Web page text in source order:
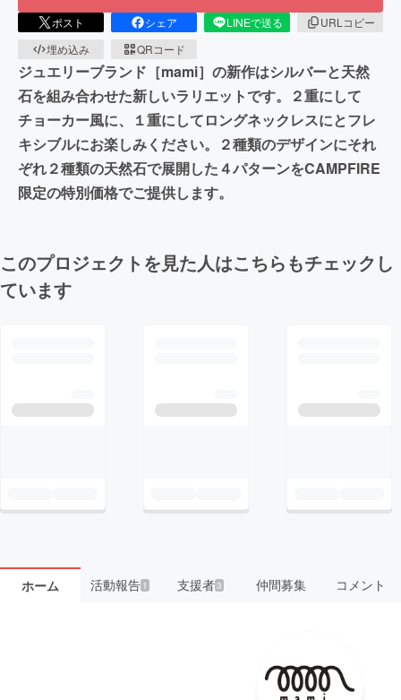
ポスト シェア LINEで送る
URLコピー
埋め込み
QRコード
ジュエリーブランド［mami］の新作はシルバーと天然
石を組み合わせた新しいラリエットです。２重にして
チョーカー風に、１重にしてロングネックレスにとフレ
キシブルにお楽しみください。２種類のデザインにそれ
ぞれ２種類の天然石で展開した４パターンをCAMPFIRE
限定の特別価格でご提供します。
このプロジェクトを見た人はこちらもチェックし
ています
ホーム 活動報告1 支援者3 仲間募集 コメント